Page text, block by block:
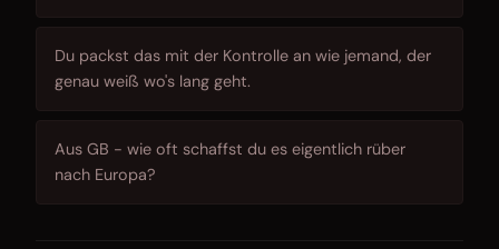
Du packst das mit der Kontrolle an wie jemand, der
genau weiß wo's lang geht.
Aus GB - wie oft schaffst du es eigentlich rüber
nach Europa?